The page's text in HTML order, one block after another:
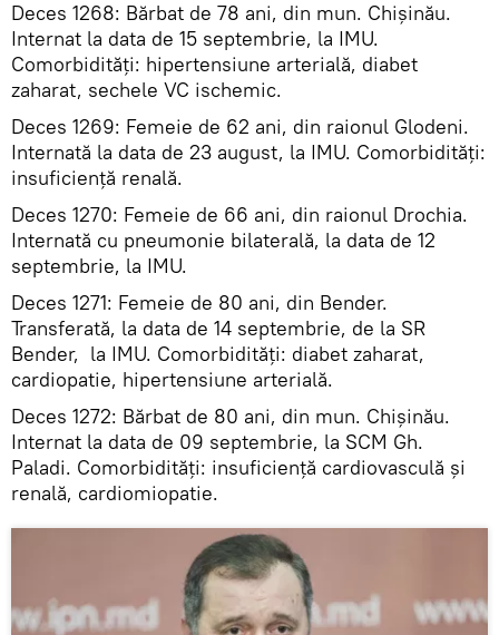
Deces 1268: Bărbat de 78 ani, din mun. Chișinău.
Internat la data de 15 septembrie, la IMU.
Comorbidități: hipertensiune arterială, diabet
zaharat, sechele VC ischemic.
Deces 1269: Femeie de 62 ani, din raionul Glodeni.
Internată la data de 23 august, la IMU. Comorbidități:
insuficiență renală.
Deces 1270: Femeie de 66 ani, din raionul Drochia.
Internată cu pneumonie bilaterală, la data de 12
septembrie, la IMU.
Deces 1271: Femeie de 80 ani, din Bender.
Transferată, la data de 14 septembrie, de la SR
Bender, la IMU. Comorbidități: diabet zaharat,
cardiopatie, hipertensiune arterială.
Deces 1272: Bărbat de 80 ani, din mun. Chișinău.
Internat la data de 09 septembrie, la SCM Gh.
Paladi. Comorbidități: insuficiență cardiovasculă și
renală, cardiomiopatie.